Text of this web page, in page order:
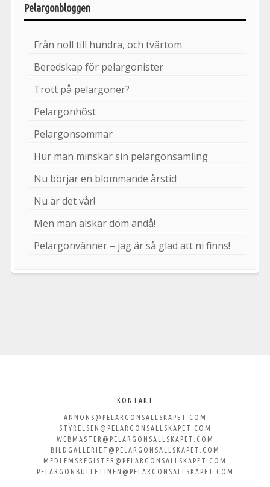
Pelargonbloggen
Från noll till hundra, och tvärtom
Beredskap för pelargonister
Trött på pelargoner?
Pelargonhöst
Pelargonsommar
Hur man minskar sin pelargonsamling
Nu börjar en blommande årstid
Nu är det vår!
Men man älskar dom ändå!
Pelargonvänner – jag är så glad att ni finns!
Svenska
Pelargonsällskapet
KONTAKT
ANNONS@PELARGONSALLSKAPET.COM
STYRELSEN@PELARGONSALLSKAPET.COM
WEBMASTER@PELARGONSALLSKAPET.COM
BILDGALLERIET@PELARGONSALLSKAPET.COM
MEDLEMSREGISTER@PELARGONSALLSKAPET.COM
PELARGONBULLETINEN@PELARGONSALLSKAPET.COM